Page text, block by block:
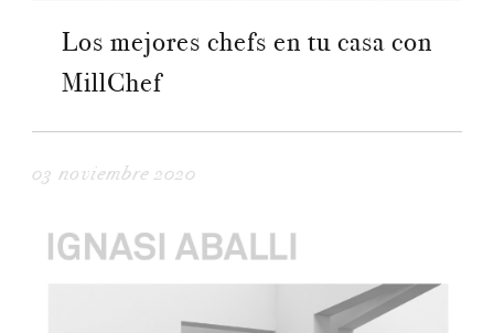
Los mejores chefs en tu casa con
MillChef
03 noviembre 2020